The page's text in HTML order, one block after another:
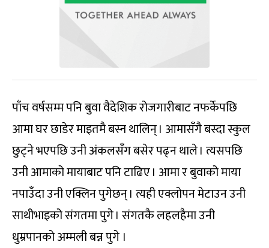
पाँच वर्षसम्म पनि बुवा वैदेशिक रोजगारीबाट नफर्केपछि
आमा घर छाडेर माइतमै बस्न थालिन् । आमासँगै बस्दा स्कुल
छुट्ने भएपछि उनी अंकलसँग बसेर पढ्न थाले । त्यसपछि
उनी आमाको मायाबाट पनि टाढिए । आमा र बुवाको माया
नपाउँदा उनी एक्लिन पुगेछन् । त्यही एक्लोपन मेटाउन उनी
साथीभाइको संगतमा पुगे । संगतकै लहलहैमा उनी
धुम्रपानको अम्मली बन्न पुगे ।